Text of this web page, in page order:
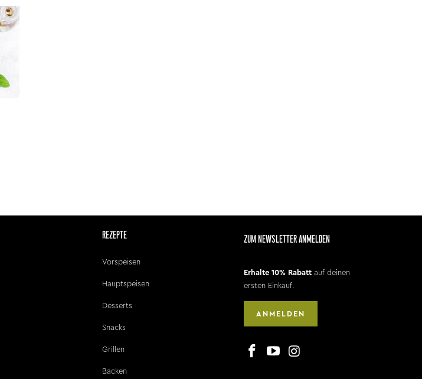
REZEPTE
Vorspeisen
Hauptspeisen
Desserts
Snacks
Grillen
Backen
ZUM NEWSLETTER ANMELDEN
Erhalte 10% Rabatt auf deinen
ersten Einkauf.
ANMELDEN